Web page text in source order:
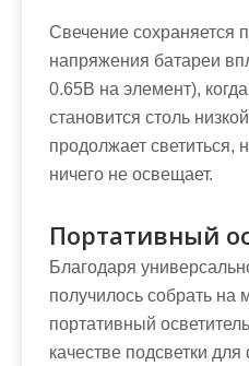
Свечение сохраняется
напряжения батареи
0.65В на элемент),
становится столь
продолжает светиться,
ничего не освещает.
Портативный
Благодаря
получилось собрать на
портативный
качестве подсветки